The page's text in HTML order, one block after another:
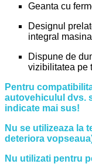
Geanta cu
Designul
integral
Dispune de
vizibilitatea pe
Pentru
autovehiculul dvs.
indicate mai sus!
Nu se utilizeaza la
deteriora
Nu utilizati pentru